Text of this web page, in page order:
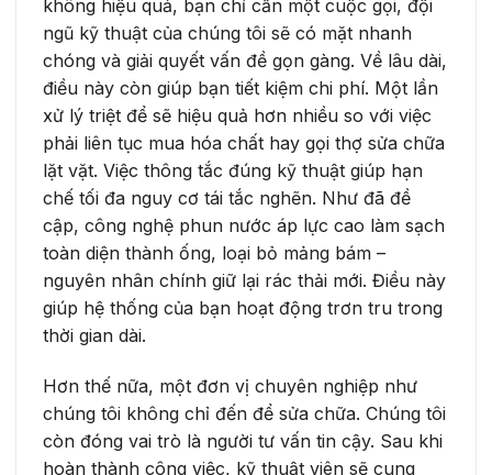
không hiệu quả, bạn chỉ cần một cuộc gọi, đội
ngũ kỹ thuật của chúng tôi sẽ có mặt nhanh
chóng và giải quyết vấn đề gọn gàng. Về lâu dài,
điều này còn giúp bạn tiết kiệm chi phí. Một lần
xử lý triệt để sẽ hiệu quả hơn nhiều so với việc
phải liên tục mua hóa chất hay gọi thợ sửa chữa
lặt vặt. Việc thông tắc đúng kỹ thuật giúp hạn
chế tối đa nguy cơ tái tắc nghẽn. Như đã đề
cập, công nghệ phun nước áp lực cao làm sạch
toàn diện thành ống, loại bỏ mảng bám –
nguyên nhân chính giữ lại rác thải mới. Điều này
giúp hệ thống của bạn hoạt động trơn tru trong
thời gian dài.
Hơn thế nữa, một đơn vị chuyên nghiệp như
chúng tôi không chỉ đến để sửa chữa. Chúng tôi
còn đóng vai trò là người tư vấn tin cậy. Sau khi
hoàn thành công việc, kỹ thuật viên sẽ cung